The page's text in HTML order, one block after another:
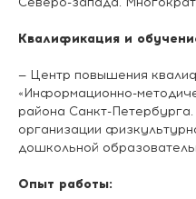
Квалификация и
— Центр повышения
«Информационно-
района Санкт-
организации
дошкольной
Опыт работы: